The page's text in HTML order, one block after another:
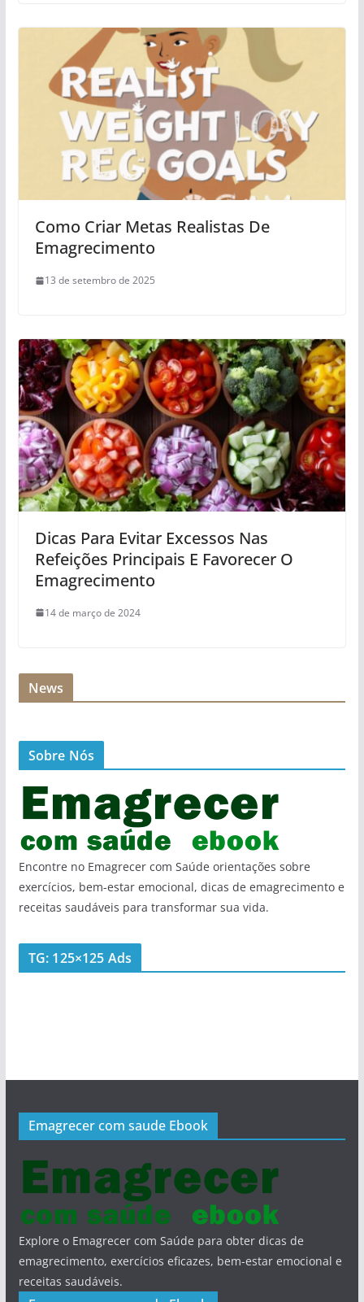
Como Criar Metas Realistas De
Emagrecimento
13 de setembro de 2025
Dicas Para Evitar Excessos Nas
Refeições Principais E Favorecer O
Emagrecimento
14 de março de 2024
News
Sobre Nós
Encontre no Emagrecer com Saúde orientações sobre
exercícios, bem-estar emocional, dicas de emagrecimento e
receitas saudáveis para transformar sua vida.
TG: 125×125 Ads
Emagrecer com saude Ebook
Explore o Emagrecer com Saúde para obter dicas de
emagrecimento, exercícios eficazes, bem-estar emocional e
receitas saudáveis.